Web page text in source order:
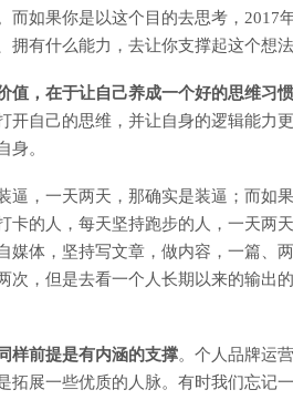
而如果你是以这个目的去思考，2017
有什么能力，去让你支撑起这个想法
值，在于让自己养成一个好的思维习
开自己的思维，并让自身的逻辑能力
身。
，一天两天，那确实是装逼；而如
卡的人，每天坚持跑步的人，一天两
媒体，坚持写文章，做内容，一篇、
次，但是去看一个人长期以来的输出
样前提是有内涵的支撑。个人品牌运
拓展一些优质的人脉。有时我们忘记